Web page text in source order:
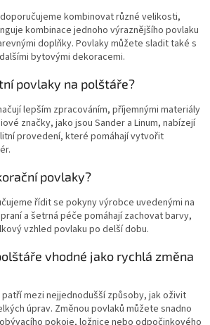
kombinovat různé velikosti,
kombinace jednoho výraznějšího povlaku
doplňky. Povlaky můžete sladit také s
bytovými dekoracemi.
povlaky na polštáře?
lepším zpracováním, příjemnými materiály
značky, jako jsou Sander a Linum, nabízejí
provedení, které pomáhají vytvořit
povlaky?
řídit se pokyny výrobce uvedenými na
a šetrná péče pomáhají zachovat barvy,
vzhled povlaku po delší dobu.
vhodné jako rychlá změna
patří mezi nejjednodušší způsoby, jak oživit
úprav. Změnou povlaků můžete snadno